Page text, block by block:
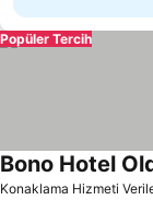
Popüler Tercih
Konaklama Hizmeti
Bono Hotel